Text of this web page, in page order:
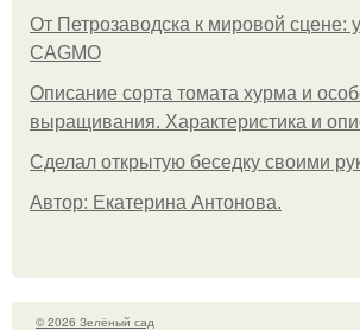
От Петрозаводска к мировой сцене:
CAGMO
Описание сорта томата хурма и
выращивания. Характеристика и
Сделал открытую беседку своими
Автор: Екатерина Антонова.
© 2026 Зелёный сад